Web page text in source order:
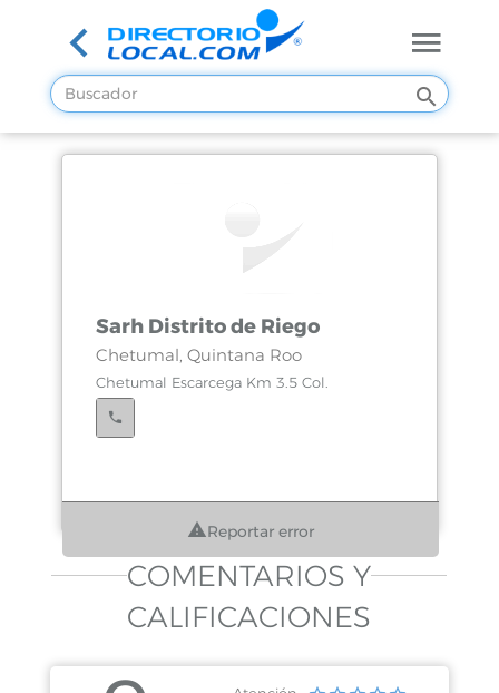
Sarh Distrito de Riego
Chetumal, Quintana Roo
Chetumal Escarcega Km 3.5 Col.
Reportar error
COMENTARIOS Y
CALIFICACIONES